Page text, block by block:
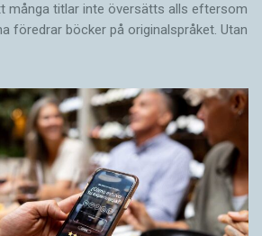
många titlar inte översätts alls eftersom
föredrar böcker på originalspråket. Utan